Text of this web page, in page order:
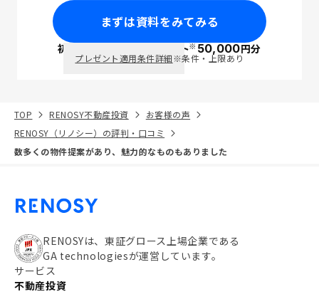
まずは資料をみてみる
初回面談で ポイント※50,000円分
プレゼント適用条件詳細※条件・上限あり
TOP RENOSY不動産投資
お客様の声
RENOSY（リノシー）の評判・口コミ
数多くの物件提案があり、魅力的なものもありました
RENOSYは、東証グロース上場企業である
GA technologiesが運営しています。
サービス
不動産投資